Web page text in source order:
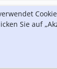
Sie auf